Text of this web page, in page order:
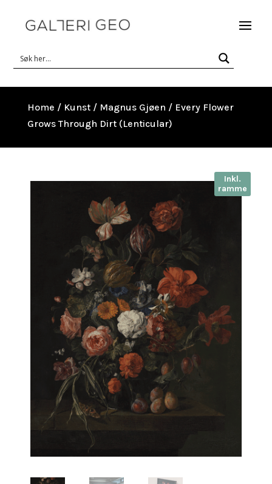
Home / Kunst/ Magnus Gjøen / Every Flower
Grows Through Dirt (Lenticular)
Inkl.
ramme